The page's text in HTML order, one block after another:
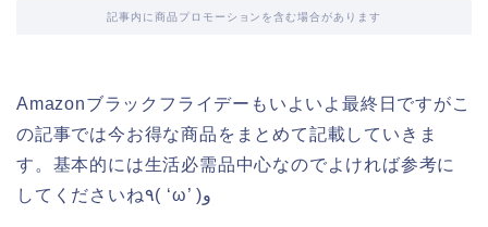
記事内に商品プロモーションを含む場合があります
Amazonブラックフライデーもいよいよ最終日ですがこ
の記事では今お得な商品をまとめて記載していきま
す。基本的には生活必需品中心なのでよければ参考に
してくださいね٩( ‘ω’ )و